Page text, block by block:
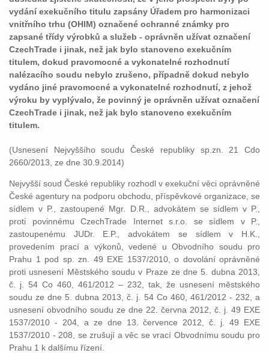
vydání exekučního titulu zapsány Úřadem pro harmonizaci
vnitřního trhu (OHIM) označené ochranné známky pro
zapsané třídy výrobků a služeb - oprávněn užívat označení
CzechTrade i jinak, než jak bylo stanoveno exekučním
titulem, dokud pravomocné a vykonatelné rozhodnutí
nalézacího soudu nebylo zrušeno, případně dokud nebylo
vydáno jiné pravomocné a vykonatelné rozhodnutí, z jehož
výroku by vyplývalo, že povinný je oprávněn užívat označení
CzechTrade i jinak, než jak bylo stanoveno exekučním
titulem.
(Usnesení Nejvyššího soudu České republiky sp.zn. 21 Cdo
2660/2013, ze dne 30.9.2014)
Nejvyšší soud České republiky rozhodl v exekuční věci oprávněné
České agentury na podporu obchodu, příspěvkové organizace, se
sídlem v P., zastoupené Mgr. D.R., advokátem se sídlem v P.,
proti povinnému CzechTrade Internet s.r.o. se sídlem v P.,
zastoupenému JUDr. E.P., advokátem se sídlem v H.K.,
provedením prací a výkonů, vedené u Obvodního soudu pro
Prahu 1 pod sp. zn. 49 EXE 1537/2010, o dovolání oprávněné
proti usnesení Městského soudu v Praze ze dne 5. dubna 2013,
č. j. 54 Co 460, 461/2012 – 232, tak, že usnesení městského
soudu ze dne 5. dubna 2013, č. j. 54 Co 460, 461/2012 - 232, a
usnesení obvodního soudu ze dne 22. června 2012, č. j. 49 EXE
1537/2010 - 204, a ze dne 13. července 2012, č. j. 49 EXE
1537/2010 - 208, se zrušují a věc se vrací Obvodnímu soudu pro
Prahu 1 k dalšímu řízení.